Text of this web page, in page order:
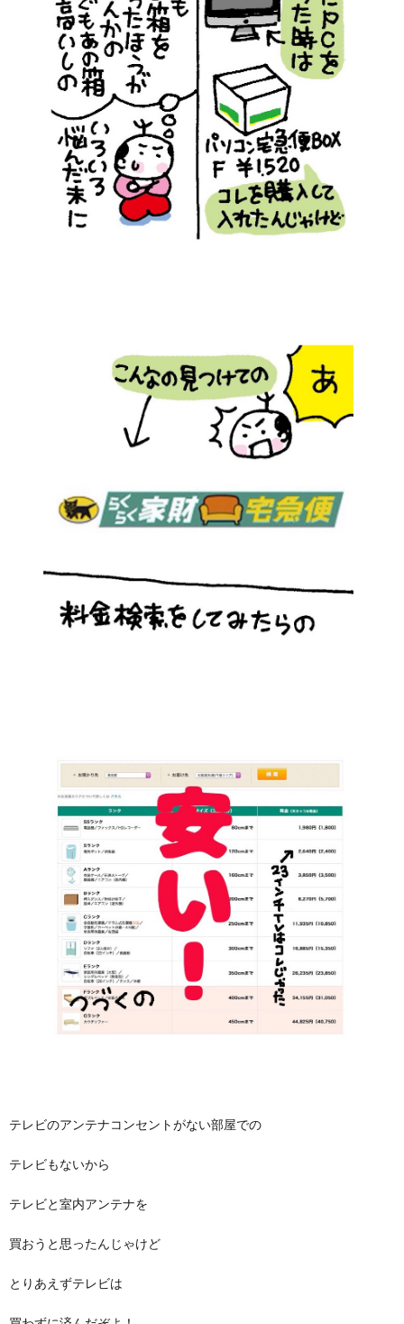
テレビのアンテナコンセントがない部屋での
テレビもないから
テレビと室内アンテナを
買おうと思ったんじゃけど
とりあえずテレビは